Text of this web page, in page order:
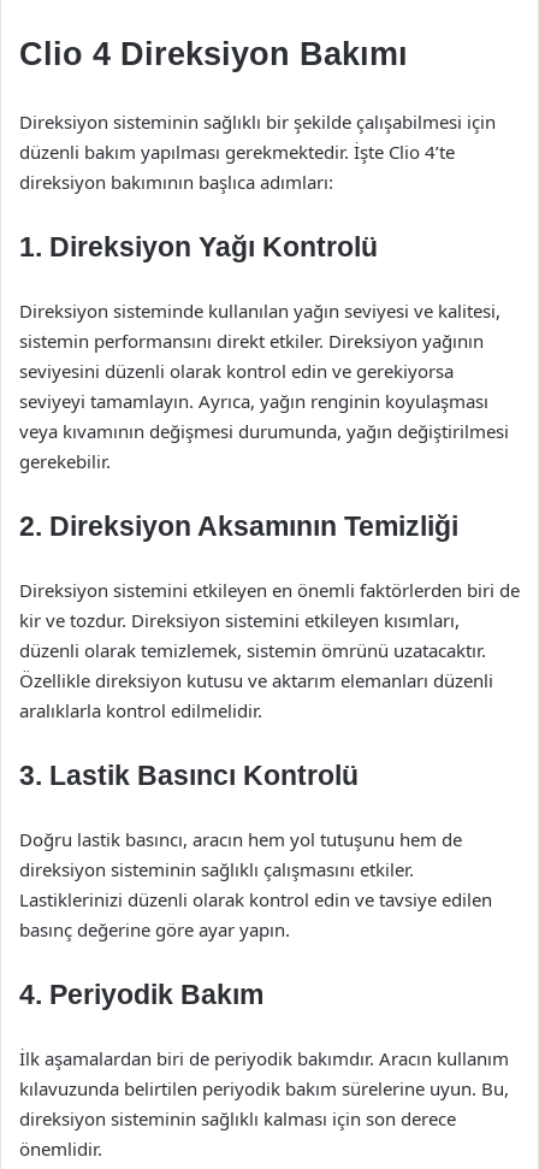
Clio 4 Direksiyon Bakımı
Direksiyon sisteminin sağlıklı bir şekilde çalışabilmesi için
düzenli bakım yapılması gerekmektedir. İşte Clio 4’te
direksiyon bakımının başlıca adımları:
1. Direksiyon Yağı Kontrolü
Direksiyon sisteminde kullanılan yağın seviyesi ve kalitesi,
sistemin performansını direkt etkiler. Direksiyon yağının
seviyesini düzenli olarak kontrol edin ve gerekiyorsa
seviyeyi tamamlayın. Ayrıca, yağın renginin koyulaşması
veya kıvamının değişmesi durumunda, yağın değiştirilmesi
gerekebilir.
2. Direksiyon Aksamının Temizliği
Direksiyon sistemini etkileyen en önemli faktörlerden biri de
kir ve tozdur. Direksiyon sistemini etkileyen kısımları,
düzenli olarak temizlemek, sistemin ömrünü uzatacaktır.
Özellikle direksiyon kutusu ve aktarım elemanları düzenli
aralıklarla kontrol edilmelidir.
3. Lastik Basıncı Kontrolü
Doğru lastik basıncı, aracın hem yol tutuşunu hem de
direksiyon sisteminin sağlıklı çalışmasını etkiler.
Lastiklerinizi düzenli olarak kontrol edin ve tavsiye edilen
basınç değerine göre ayar yapın.
4. Periyodik Bakım
İlk aşamalardan biri de periyodik bakımdır. Aracın kullanım
kılavuzunda belirtilen periyodik bakım sürelerine uyun. Bu,
direksiyon sisteminin sağlıklı kalması için son derece
önemlidir.